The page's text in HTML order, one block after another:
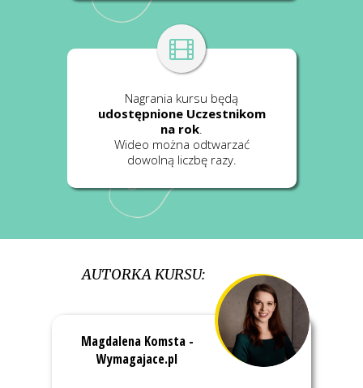
Nagrania kursu będą
udostępnione Uczestnikom
na rok
Wideo można odtwarzać
dowolną liczbę razy.
AUTORKA KURSU:
Magdalena Komsta -
Wymagajace.pl